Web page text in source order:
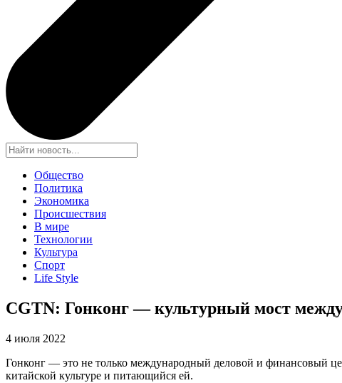
Общество
Политика
Экономика
Происшествия
В мире
Технологии
Культура
Спорт
Life Style
CGTN: Гонконг — культурный мост
4 июля 2022
Гонконг — это не только международный деловой и финансовый
китайской культуре и питающийся ей.